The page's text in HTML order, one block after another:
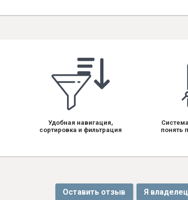
Удобная навигация,
сортировка и фильтрация
понять
Оставить отзыв Я